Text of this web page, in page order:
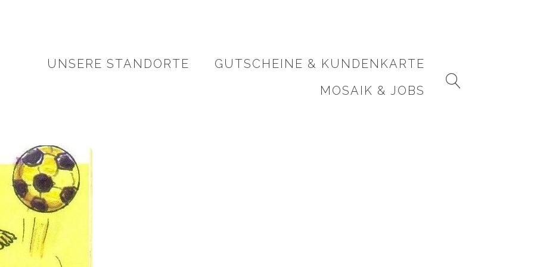
UNSERE STANDORTE
GUTSCHEINE & KUNDENKARTE
MOSAIK & JOBS